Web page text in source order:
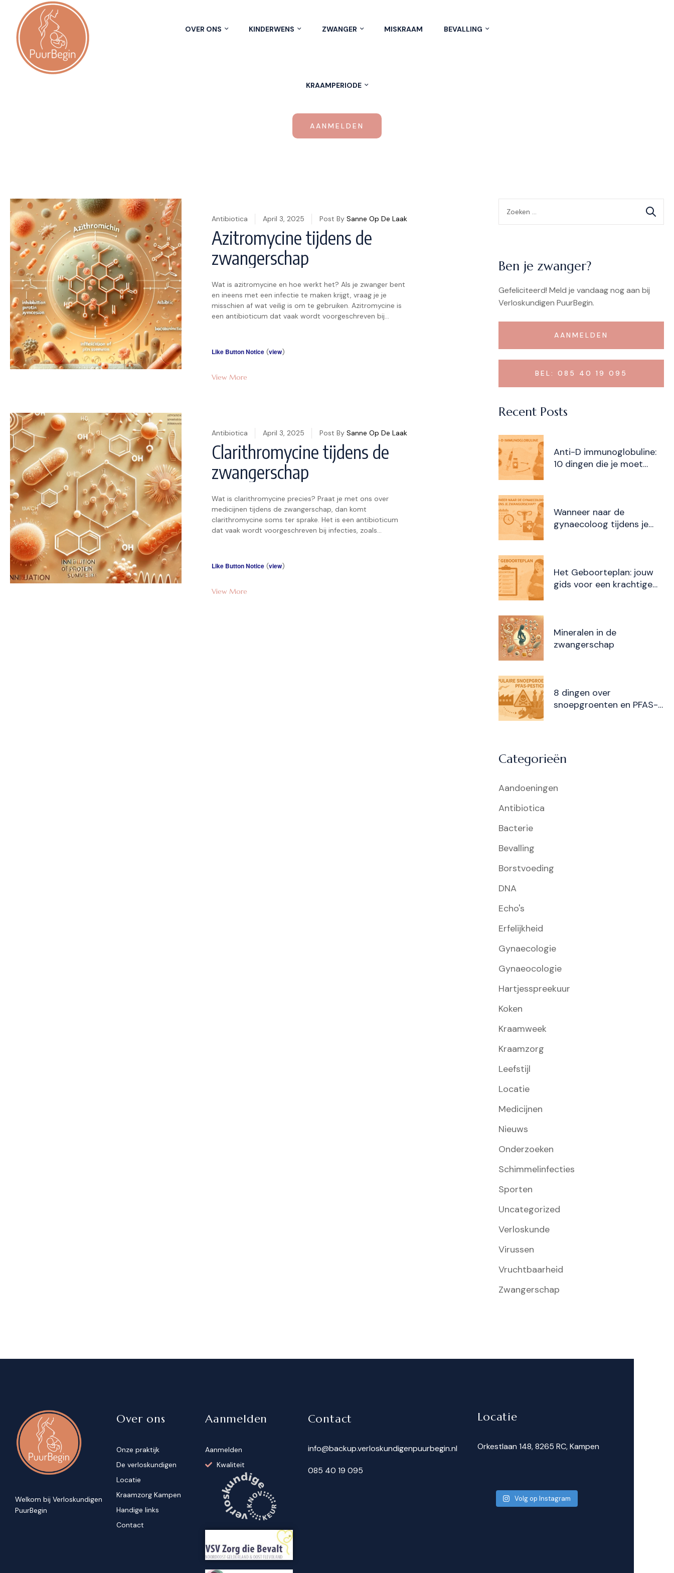
OVER ONS KINDERWENS ZWANGER MISKRAAM BEVALLING
KRAAMPERIODE
AANMELDEN
April 3, 2025
Antibiotica Post By Sanne Op De Laak
Azitromycine tijdens de
zwangerschap
Wat is azitromycine en hoe werkt het? Als je zwanger bent
en ineens met een infectie te maken krijgt, vraag je je
misschien af wat veilig is om te gebruiken. Azitromycine is
een antibioticum dat vaak wordt voorgeschreven bij
Like Button Notice(view)
View More
April 3, 2025
Antibiotica Post By Sanne Op De Laak
Clarithromycine tijdens de
zwangerschap
Wat is clarithromycine precies? Praat je met ons over
medicijnen tijdens de zwangerschap, dan komt
clarithromycine soms ter sprake. Het is een antibioticum
dat vaak wordt voorgeschreven bij infecties, zoals
nu vraag je je af: wat […]
Like Button Notice(view)
View More
Ben je zwanger?
Gefeliciteerd! Meld je vandaag nog aan bij
Verloskundigen PuurBegin.
AANMELDEN
BEL: 085 40 19 095
Recent Posts
Anti-D immunoglobuline:
10 dingen die je moet
Wanneer naar de
gynaecoloog tijdens je
Het Geboorteplan: jouw
gids voor een krachtige
Mineralen in de
zwangerschap
8 dingen over
snoepgroenten en PFAS-
Categorieën
Aandoeningen
Antibiotica
Bacterie
Bevalling
Borstvoeding
DNA
Echo's
Erfelijkheid
Gynaecologie
Gynaeocologie
Hartjesspreekuur
Koken
Kraamweek
Kraamzorg
Leefstijl
Locatie
Medicijnen
Nieuws
Onderzoeken
Schimmelinfecties
Sporten
Uncategorized
Verloskunde
Virussen
Vruchtbaarheid
Zwangerschap
Welkom bij Verloskundigen
PuurBegin
Over ons
Onze praktijk
De verloskundigen
Locatie
Kraamzorg Kampen
Handige links
Contact
Aanmelden
Aanmelden
Kwaliteit
Contact
info@backup.verloskundigenpuurbegin.nl
085 40 19 095
Locatie
Orkestlaan 148, 8265 RC, Kampen
Volg op Instagram